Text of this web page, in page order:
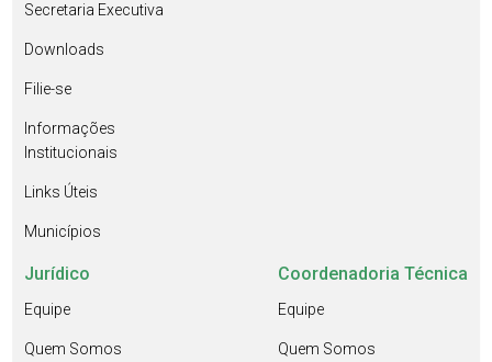
Secretaria Executiva
Downloads
Filie-se
Informações
Institucionais
Links Úteis
Municípios
Jurídico
Equipe
Quem Somos
Coordenadoria Técnica
Equipe
Quem Somos